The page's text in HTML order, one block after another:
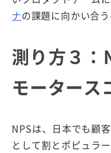
ナの課題に向かい合
測り方３：
モータース
NPSは、日本でも顧
として割とポピュラ